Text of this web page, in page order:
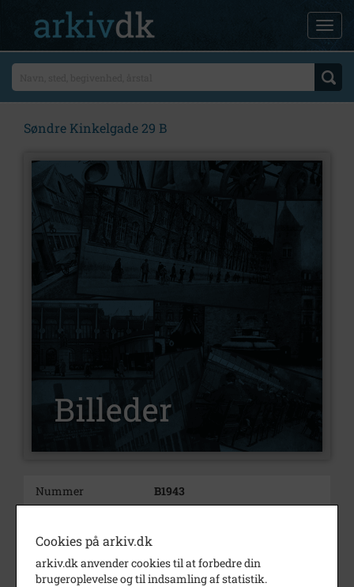
Søndre Kinkelgade 29 B
Nummer
B1943
Beskrivelse
Kinkelgade 29 A.
Til højre Søndre Kinkelgade 29
Cookies på arkiv.dk
arkiv.dk anvender cookies til at forbedre din
brugeroplevelse og til indsamling af statistik.